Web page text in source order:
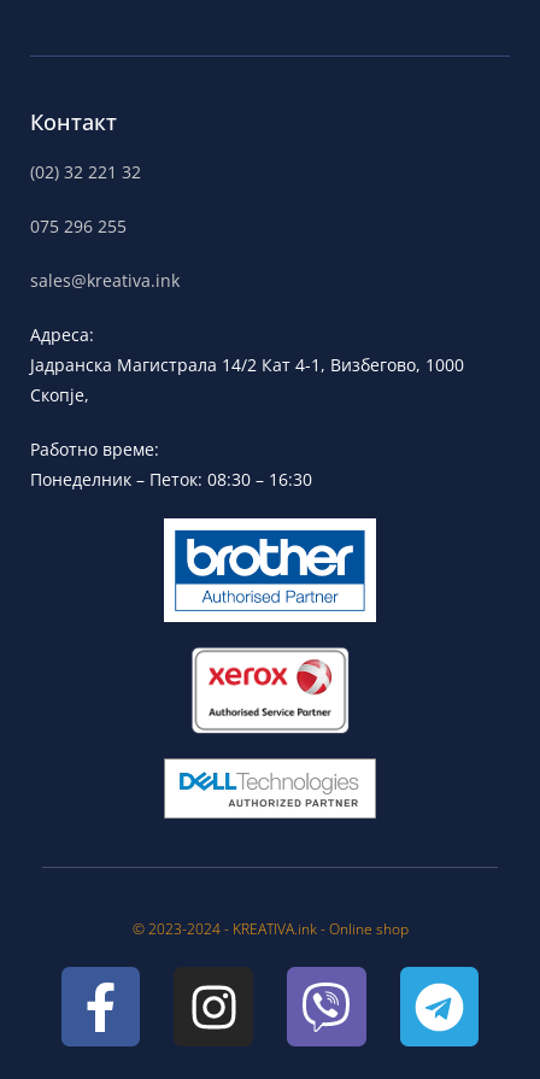
Контакт
(02) 32 221 32
075 296 255
sales@kreativa.ink
Адреса:
Јадранска Магистрала 14/2 Кат 4-1, Визбегово, 1000
Скопје,
Работно време:
Понеделник – Петок: 08:30 – 16:30
© 2023-2024 - KREATIVA.ink - Online shop